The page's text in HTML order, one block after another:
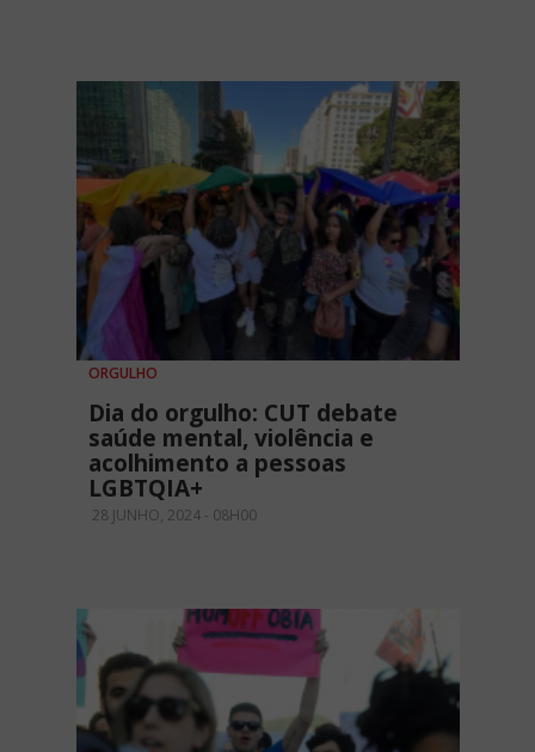
ORGULHO
Dia do orgulho: CUT debate
saúde mental, violência e
acolhimento a pessoas
LGBTQIA+
28 JUNHO, 2024 - 08H00